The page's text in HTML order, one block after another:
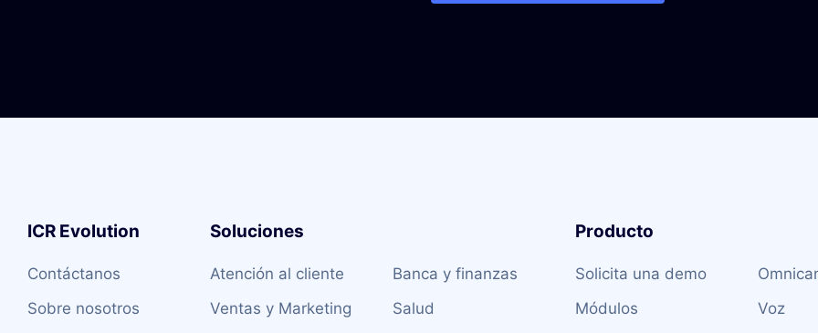
ICR Evolution
Contáctanos
Sobre nosotros
Soluciones
Atención al cliente
Ventas y Marketing
Banca y finanzas
Salud
Producto
Solicita una demo
Módulos
Voz